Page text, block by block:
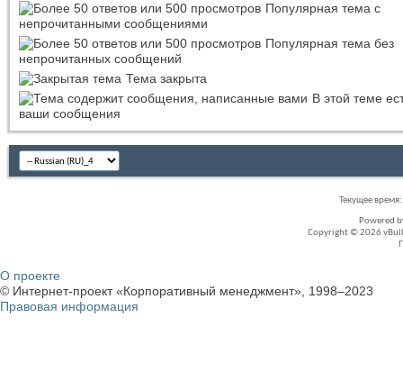
Популярная тема с
непрочитанными сообщениями
Популярная тема без
непрочитанных сообщений
Тема закрыта
В этой теме
ваши сообщения
Текущее время:
Powered
Copyright © 2026
О проекте
© Интернет-проект «Корпоративный менеджмент», 1998–2023
Правовая информация